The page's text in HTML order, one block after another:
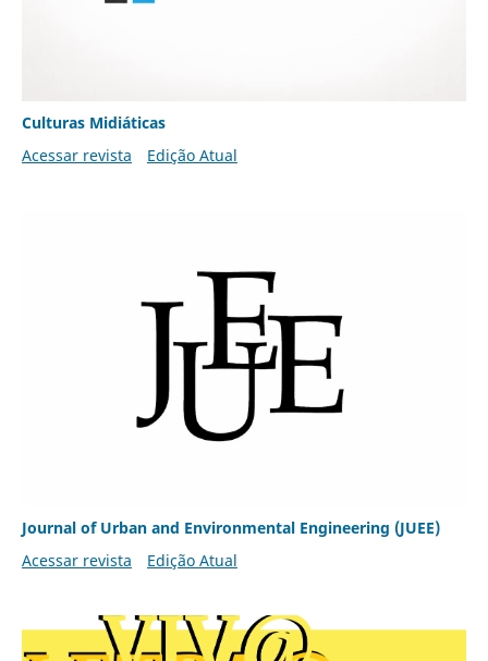
Culturas Midiáticas
Acessar revista
Edição Atual
Journal of Urban and Environmental Engineering (JUEE)
Acessar revista
Edição Atual